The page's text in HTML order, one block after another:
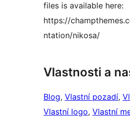
files is available here:
https://
ntation/nikosa/
Vlastnosti a
Blog, Vlastní pozadí,
Vlastní logo, Vlastní